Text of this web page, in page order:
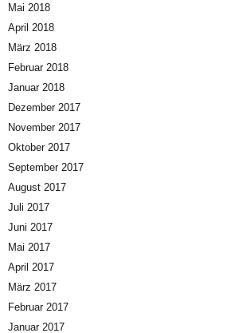
Mai 2018
April 2018
März 2018
Februar 2018
Januar 2018
Dezember 2017
November 2017
Oktober 2017
September 2017
August 2017
Juli 2017
Juni 2017
Mai 2017
April 2017
März 2017
Februar 2017
Januar 2017